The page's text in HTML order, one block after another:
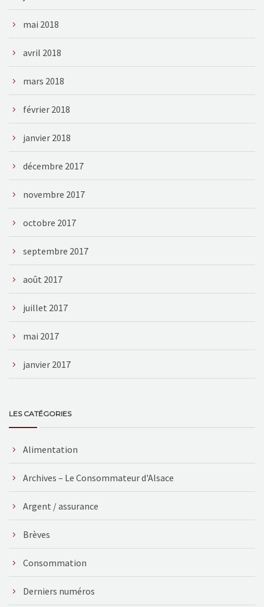
mai 2018
avril 2018
mars 2018
février 2018
janvier 2018
décembre 2017
novembre 2017
octobre 2017
septembre 2017
août 2017
juillet 2017
mai 2017
janvier 2017
LES CATÉGORIES
Alimentation
Archives – Le Consommateur d'Alsace
Argent / assurance
Brèves
Consommation
Derniers numéros